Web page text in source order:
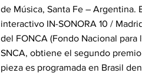
de Música, Santa Fe – Argentina.
interactivo IN-SONORA 10 /
del FONCA (Fondo Nacional para
SNCA, obtiene el segundo
pieza es programada en Brasil